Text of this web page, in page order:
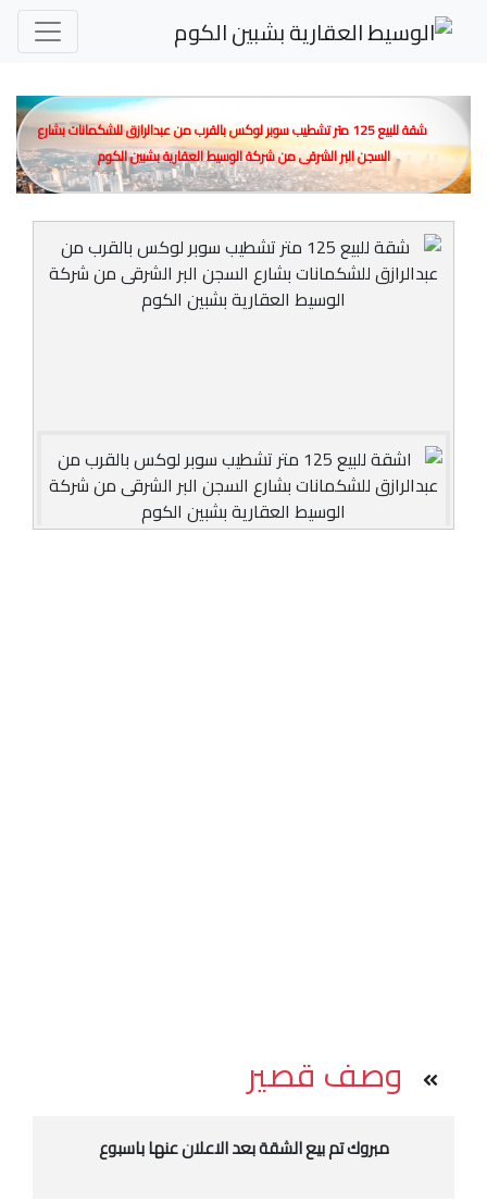
شقة للبيع 125 متر تشطيب سوبر لوكس بالقرب من عبدالرازق للشكمانات بشارع
السجن البر الشرقى من شركة الوسيط العقارية بشبين الكوم
وصف قصير
مبروك تم بيع الشقة بعد الاعلان عنها باسبوع